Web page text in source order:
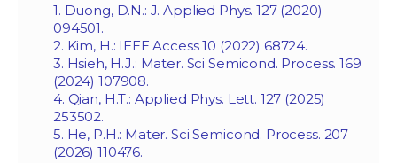
1. Duong, D.N.: J. Applied Phys. 127 (2020)
094501.
2. Kim, H.: IEEE Access 10 (2022) 68724.
3. Hsieh, H.J.: Mater. Sci Semicond. Process. 169
(2024) 107908.
4. Qian, H.T.: Applied Phys. Lett. 127 (2025)
253502.
5. He, P.H.: Mater. Sci Semicond. Process. 207
(2026) 110476.